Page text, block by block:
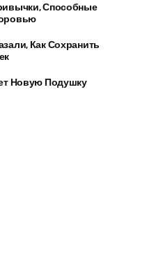
Способные
Как Сохранить
Новую Подушку